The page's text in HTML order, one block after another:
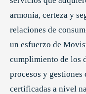
armonía, certeza y
relaciones de
un esfuerzo de
cumplimiento de los
procesos y gestiones
certificadas a nivel